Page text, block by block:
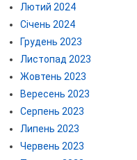
Лютий 2024
Січень 2024
Грудень 2023
Листопад 2023
Жовтень 2023
Вересень 2023
Серпень 2023
Липень 2023
Червень 2023